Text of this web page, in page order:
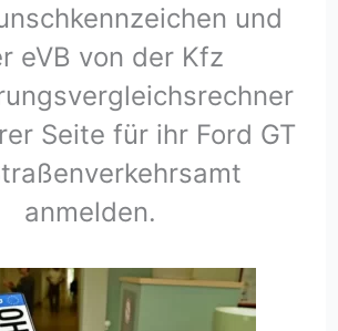
und
eVB von der Kfz
Seite für ihr Ford GT
anmelden.